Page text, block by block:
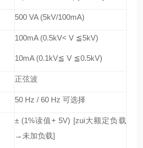
500 VA (5kV/100mA)
100mA (0.5kV< V ≦5kV)
10mA (0.1kV≦ V ≦0.5kV)
正弦波
50 Hz / 60 Hz 可选择
± (1%读值+ 5V) [zui大额定负载
→ 未加负载]